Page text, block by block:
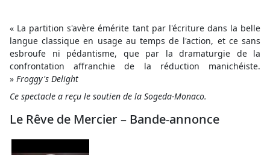
« La partition s'avère émérite tant par l'écriture dans la belle
langue classique en usage au temps de l'action, et ce sans
esbroufe ni pédantisme, que par la dramaturgie de la
confrontation affranchie de la réduction manichéiste.
» Froggy's Delight
Ce spectacle a reçu le soutien de la Sogeda-Monaco.
Le Rêve de Mercier – Bande-annonce